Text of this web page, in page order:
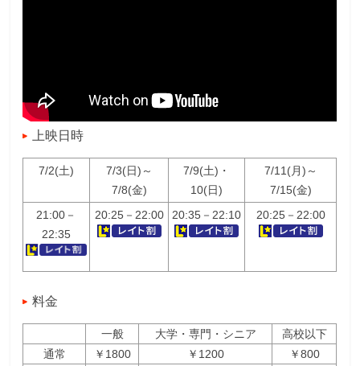
上映日時
7/2(土)
7/3(日)～
7/8(金)
7/9(土)・
10(日)
7/11(月)～
7/15(金)
21:00－
22:35
20:25－22:00 20:35－22:10 20:25－22:00
料金
一般 大学・専門・シニア
高校以下
通常
￥1800 ￥1200
￥800